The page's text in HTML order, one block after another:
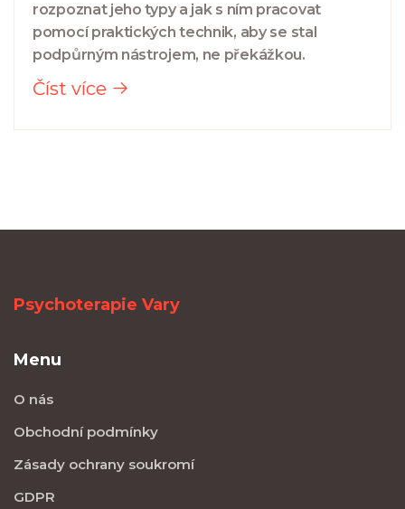
rozpoznat jeho typy a jak s ním pracovat
pomocí praktických technik, aby se stal
podpůrným nástrojem, ne překážkou.
Číst více
Psychoterapie Vary
Menu
O nás
Obchodní podmínky
Zásady ochrany soukromí
GDPR